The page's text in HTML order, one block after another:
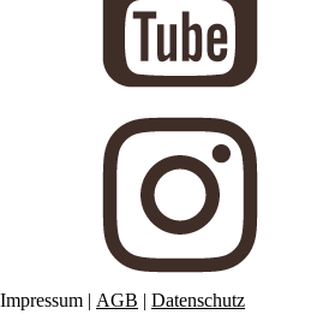
Impressum | AGB | Datenschutz